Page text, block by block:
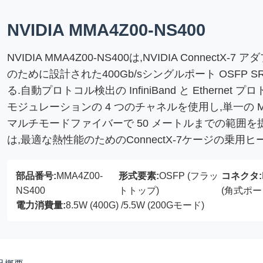
NVIDIA MMA4Z00-NS400
NVIDIA MMA4Z00-NS400は,NVIDIA ConnectX-7 ア
のために設計された400Gb/sシングルポート OSFP
る.自動プロトコル検出の InfiniBand と Ethernet プロ
モジュレーションの 4 つのチャネルを使用し,単一の
マルチモードファイバーで 50 メートルまでの範囲
は,最適な熱性能のためのConnectX-7ケージの乗用ヒ
部品番号:MMA4Z00-
NS400
形式要素:OSFP (フラッ
トトップ)
コネクタ:
(角式ポ
電力消費量:8.5W (400G) /5.5W (200Gモード)